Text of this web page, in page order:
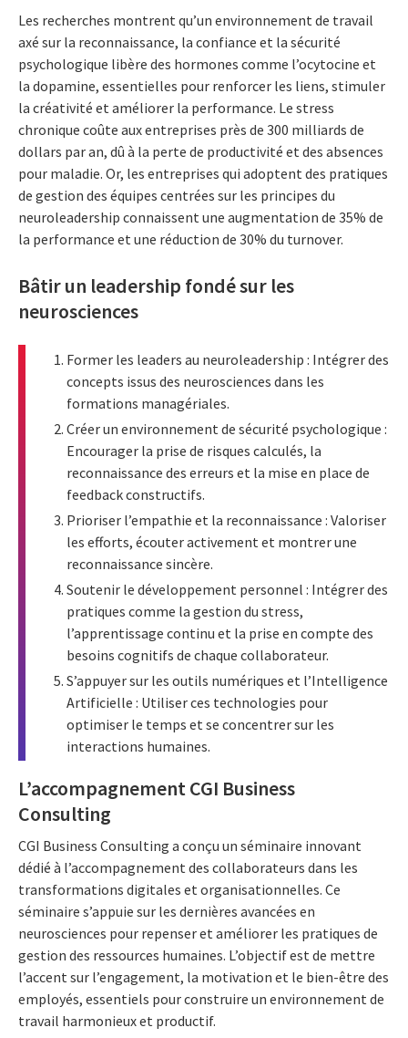
Les recherches montrent qu’un environnement de travail
axé sur la reconnaissance, la confiance et la sécurité
psychologique libère des hormones comme l’ocytocine et
la dopamine, essentielles pour renforcer les liens, stimuler
la créativité et améliorer la performance. Le stress
chronique coûte aux entreprises près de 300 milliards de
dollars par an, dû à la perte de productivité et des absences
pour maladie. Or, les entreprises qui adoptent des pratiques
de gestion des équipes centrées sur les principes du
neuroleadership connaissent une augmentation de 35% de
la performance et une réduction de 30% du turnover.
Bâtir un leadership fondé sur les
neurosciences
Former les leaders au neuroleadership : Intégrer des
concepts issus des neurosciences dans les
formations managériales.
Créer un environnement de sécurité psychologique :
Encourager la prise de risques calculés, la
reconnaissance des erreurs et la mise en place de
feedback constructifs.
Prioriser l’empathie et la reconnaissance : Valoriser
les efforts, écouter activement et montrer une
reconnaissance sincère.
Soutenir le développement personnel : Intégrer des
pratiques comme la gestion du stress,
l’apprentissage continu et la prise en compte des
besoins cognitifs de chaque collaborateur.
S’appuyer sur les outils numériques et l’Intelligence
Artificielle : Utiliser ces technologies pour
optimiser le temps et se concentrer sur les
interactions humaines.
L’accompagnement CGI Business
Consulting
CGI Business Consulting a conçu un séminaire innovant
dédié à l’accompagnement des collaborateurs dans les
transformations digitales et organisationnelles. Ce
séminaire s’appuie sur les dernières avancées en
neurosciences pour repenser et améliorer les pratiques de
gestion des ressources humaines. L’objectif est de mettre
l’accent sur l’engagement, la motivation et le bien-être des
employés, essentiels pour construire un environnement de
travail harmonieux et productif.